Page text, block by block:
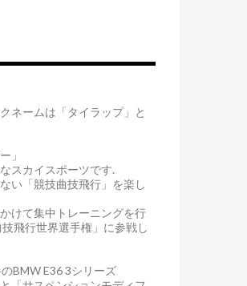
ネームは「タイラップ」と
」
スカイスポーツです.
い「競技曲技飛行」を楽し
けて集中トレーニングを行
飛行世界選手権」に参戦し
BMW E36 3シリーズ